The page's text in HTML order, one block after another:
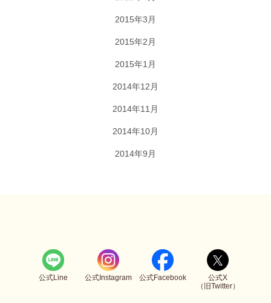
2015年3月
2015年2月
2015年1月
2014年12月
2014年11月
2014年10月
2014年9月
公式Line 公式Instagram 公式Facebook
公式X
（旧Twitter）